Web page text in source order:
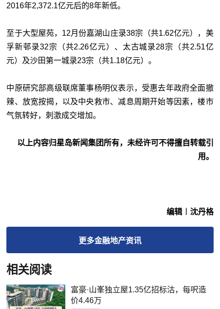
2016年2,372.1亿元后的8年新低。
至于大型屋苑，12月份嘉湖山庄录38宗（共1.62亿元），美
孚新邨录32宗（共2.26亿元）、太古城录28宗（共2.51亿
元）及沙田第一城录23宗（共1.18亿元）。
中原研究部高级联席董事杨明仪表示，受惠去年政府全面撤
辣、放宽按揭，以及中央救市、减息周期开始等因素，楼市
气氛转好，刺激成交增加。
以上内容归星岛新闻集团所有，未经许可不得擅自转载引
用。
编辑︱沈丹格
更多金融地产资讯
相关阅读
富豪·山峯独立屋1.35亿招标沽，每呎造
价4.46万